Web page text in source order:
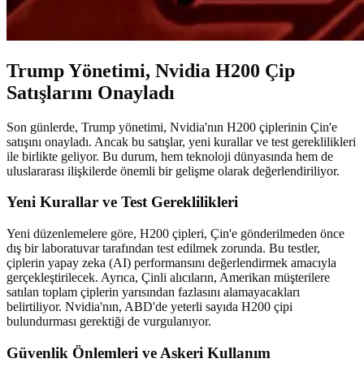
Trump Yönetimi, Nvidia H200 Çip
Satışlarını Onayladı
Son günlerde, Trump yönetimi, Nvidia'nın H200 çiplerinin Çin'e
satışını onayladı. Ancak bu satışlar, yeni kurallar ve test gereklilikleri
ile birlikte geliyor. Bu durum, hem teknoloji dünyasında hem de
uluslararası ilişkilerde önemli bir gelişme olarak değerlendiriliyor.
Yeni Kurallar ve Test Gereklilikleri
Yeni düzenlemelere göre, H200 çipleri, Çin'e gönderilmeden önce
dış bir laboratuvar tarafından test edilmek zorunda. Bu testler,
çiplerin yapay zeka (AI) performansını değerlendirmek amacıyla
gerçekleştirilecek. Ayrıca, Çinli alıcıların, Amerikan müşterilere
satılan toplam çiplerin yarısından fazlasını alamayacakları
belirtiliyor. Nvidia'nın, ABD'de yeterli sayıda H200 çipi
bulundurması gerektiği de vurgulanıyor.
Güvenlik Önlemleri ve Askeri Kullanım